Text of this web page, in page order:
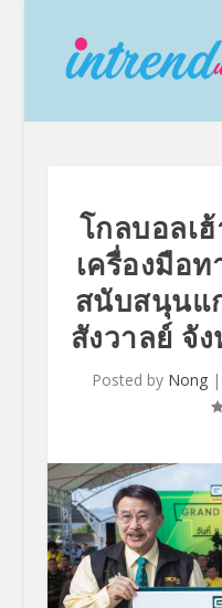
โกลบอลเ
เครื่องมือ
สนับสนุนแ
สังวาลย์ จั
Posted by Nong |